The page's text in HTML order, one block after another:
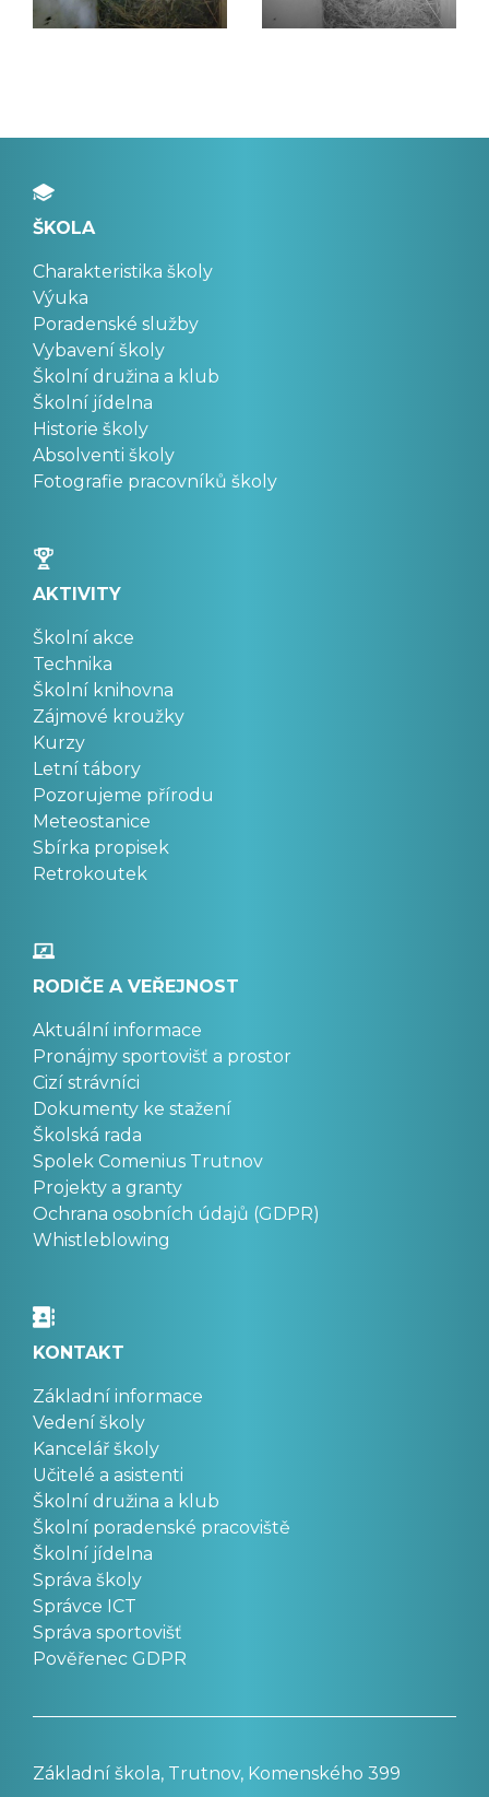
ŠKOLA
Charakteristika školy
Výuka
Poradenské služby
Vybavení školy
Školní družina a klub
Školní jídelna
Historie školy
Absolventi školy
Fotografie pracovníků školy
AKTIVITY
Školní akce
Technika
Školní knihovna
Zájmové kroužky
Kurzy
Letní tábory
Pozorujeme přírodu
Meteostanice
Sbírka propisek
Retrokoutek
RODIČE A VEŘEJNOST
Aktuální informace
Pronájmy sportovišť a prostor
Cizí strávníci
Dokumenty ke stažení
Školská rada
Spolek Comenius Trutnov
Projekty a granty
Ochrana osobních údajů (GDPR)
Whistleblowing
KONTAKT
Základní informace
Vedení školy
Kancelář školy
Učitelé a asistenti
Školní družina a klub
Školní poradenské pracoviště
Školní jídelna
Správa školy
Správce ICT
Správa sportovišť
Pověřenec GDPR
Základní škola, Trutnov, Komenského 399